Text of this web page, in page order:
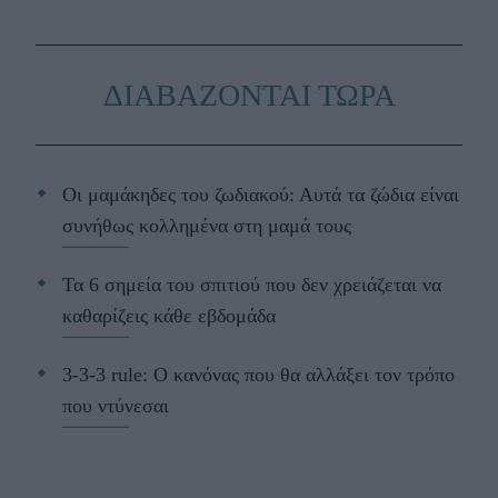
ΔΙΑΒΑΖΟΝΤΑΙ ΤΩΡΑ
Οι μαμάκηδες του ζωδιακού: Αυτά τα ζώδια είναι
συνήθως κολλημένα στη μαμά τους
Τα 6 σημεία του σπιτιού που δεν χρειάζεται να
καθαρίζεις κάθε εβδομάδα
3-3-3 rule: Ο κανόνας που θα αλλάξει τον τρόπο
που ντύνεσαι